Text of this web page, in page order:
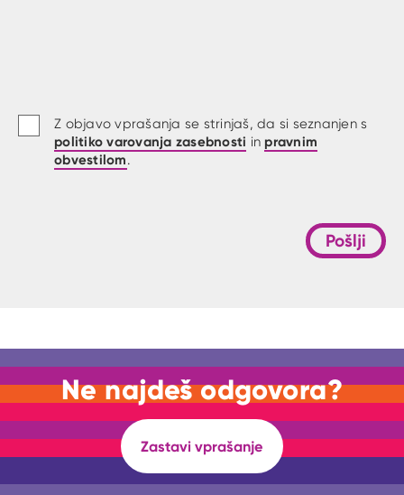
Z objavo vprašanja se strinjaš, da si seznanjen s
politiko varovanja zasebnosti in pravnim
obvestilom.
Pošlji
Ne najdeš odgovora?
Zastavi vprašanje